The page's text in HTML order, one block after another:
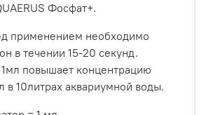
Фосфат+.
применением необходимо
в течении 15-20 секунд.
повышает концентрацию
в 10литрах аквариумной воды.